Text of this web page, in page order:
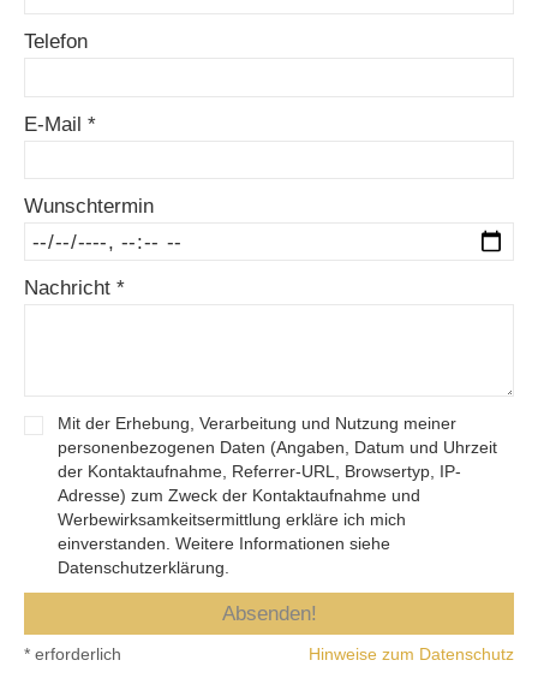
Telefon
E-Mail *
Wunschtermin
Nachricht *
Mit der Erhebung, Verarbeitung und Nutzung meiner
personenbezogenen Daten (Angaben, Datum und Uhrzeit
der Kontaktaufnahme, Referrer-URL, Browsertyp, IP-
Adresse) zum Zweck der Kontaktaufnahme und
Werbewirksamkeitsermittlung erkläre ich mich
einverstanden. Weitere Informationen siehe
Datenschutzerklärung.
Hinweise zum Datenschutz
* erforderlich